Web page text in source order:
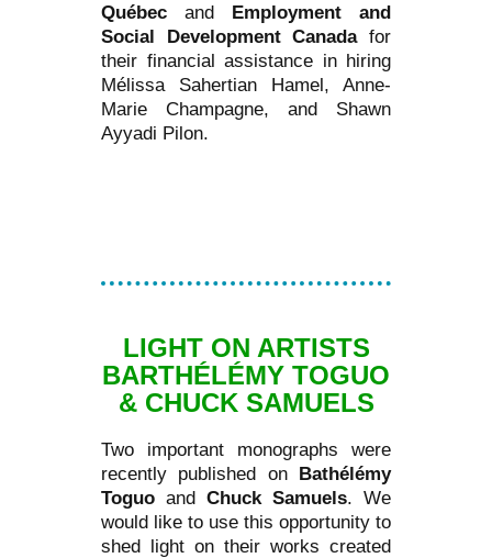
Québec and Employment and
Social Development Canadafor
their financial assistance in hiring
Mélissa Sahertian Hamel, Anne-
Marie Champagne, and Shawn
Ayyadi Pilon.
LIGHT ON ARTISTS
BARTHÉLÉMY TOGUO
& CHUCK SAMUELS
Two important monographs were
recently published on Bathélémy
Toguo and Chuck Samuels. We
would like to use this opportunity to
shed light on their works created